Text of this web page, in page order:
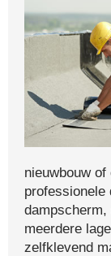
nieuwbouw of
professionele
meerdere
zelfklevend